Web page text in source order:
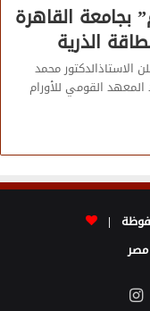
بجامعة القاهرة
الذرية
الاستاذالدكتور محمد
القومي للأورام
انستقرام